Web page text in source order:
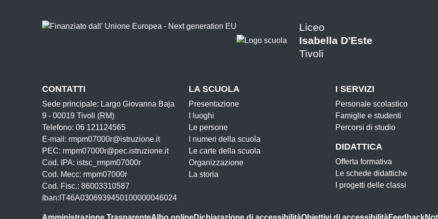
Liceo
Isabella D'Este
Tivoli
CONTATTI
Sede principale: Largo Giovanna Baja
9 - 00019 Tivoli (RM)
Telefono: 06 121124565
E-mail: rmpm07000r@istruzione.it
PEC: rmpm07000r@pec.istruzione.it
Cod. IPA: istsc_rmpm07000r
Cod. Mecc: rmpm07000r
Cod. Fisc.: 86003310587
Iban:IT46A0306939450100000046024
LA SCUOLA
Presentazione
I luoghi
Le persone
I numeri della scuola
Le carte della scuola
Organizzazione
La storia
I SERVIZI
Personale scolastico
Famiglie e studenti
Percorsi di studio
DIDATTICA
Offerta formativa
Le schede didattiche
I progetti delle classi
Amministrazione TrasparenteAlbo onlineDichiarazione di accessibilitàObiettivi di accessibilità Feedback